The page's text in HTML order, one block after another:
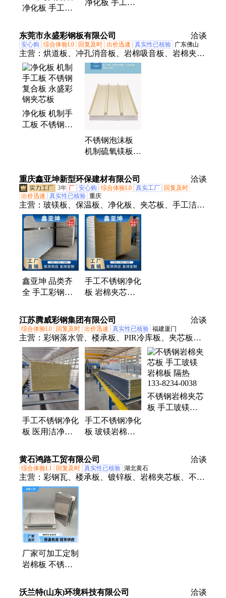
金不老泡、玻镁岩棉、外墙岩棉板
净化板 手工洁
夹芯板 支持定
制
净化板 手工保
库板定做
东莞市永盛彩钢板有限公司 洽谈
安心购 综合体验L0 回复及时 出价迅速 真实性已核验 广东佛山
主营： 烘道板、冲孔消音板、岩棉吸音板、岩棉夹芯
板、瓦楞夹芯板、隔音夹芯板、彩钢夹芯板、夹芯
板、玻镁夹芯板、手工板、硫氧镁夹芯板、不锈钢夹
芯板、硅岩彩钢板、屋面瓦、彩钢瓦、复合板、岩棉
复合板、单瓦、彩钢板隔墙、彩钢板吊顶、玻镁复合
板、净化板、保温板、防火板、彩钢板
净化板 机制手
工板 不锈钢复
不锈钢泡沫板
机制硫氧镁板
工岩棉夹芯板
重庆鑫亚坤新型环保建材有限公司 洽谈
3年 厂 安心购 综合体验L0 真实工厂
回复及时
出价迅速
真实性已核验 重庆
主营： 玻镁板、保温板、净化板、夹芯板、手工洁净
板、彩钢板、硫氧镁、岩棉瓦板、隔墙吊顶、彩钢岩
棉板、实验室吊顶、岩棉洁净板、办公室隔墙、玻镁
防火板、硅岩洁净板、硅岩复合板、保温波浪瓦、岩
棉夹芯瓦、食品厂隔断、手术室洁净板、不锈钢洁净
板、铝蜂窝洁净板、彩钢岩棉复合板、岩棉夹芯洁净
板、中空玻镁洁净板
鑫亚坤 品类齐
全 手工彩钢夹
防静电 不锈钢
净化板
手工不锈钢净化
板 岩棉夹芯板
板 隔音隔热 厂
家定制
江苏腾威彩钢集团有限公司 洽谈
综合体验L0 回复及时 出价迅速 真实性已核验 福建厦门
主营： 彩钢落水管、楼承板、PIR冷库板、夹芯板、
TPO夹芯板、光伏夹芯板、直立锁边夹芯板、聚氨酯
夹芯板、净化夹芯板、玻镁夹芯板、不锈钢夹芯板、
铝镁锰夹芯板、Z型钢
手工不锈钢净化
板 医用洁净板
可定制 133-
8234-0038
手工不锈钢净化
板 玻镁岩棉夹
133-8234-0038
不锈钢岩棉夹芯
板 手工玻镁岩
黄石鸿路工贸有限公司 洽谈
综合体验L1 回复及时 真实性已核验 湖北黄石
主营： 彩钢瓦、楼承板、镀锌板、岩棉夹芯板、不锈
钢板、铝镁锰板、高空压瓦、U型钢檩条、Z型钢檩
条、彩钢折件
厂家可加工定制
岩棉板 不锈钢
芯板
沃兰特(山东)环境科技有限公司 洽谈